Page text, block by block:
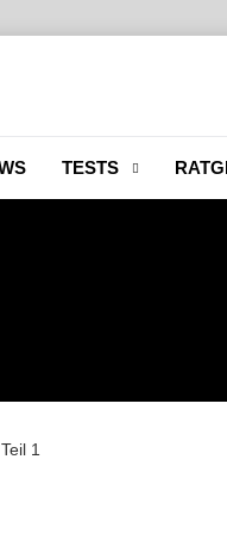
TESTS